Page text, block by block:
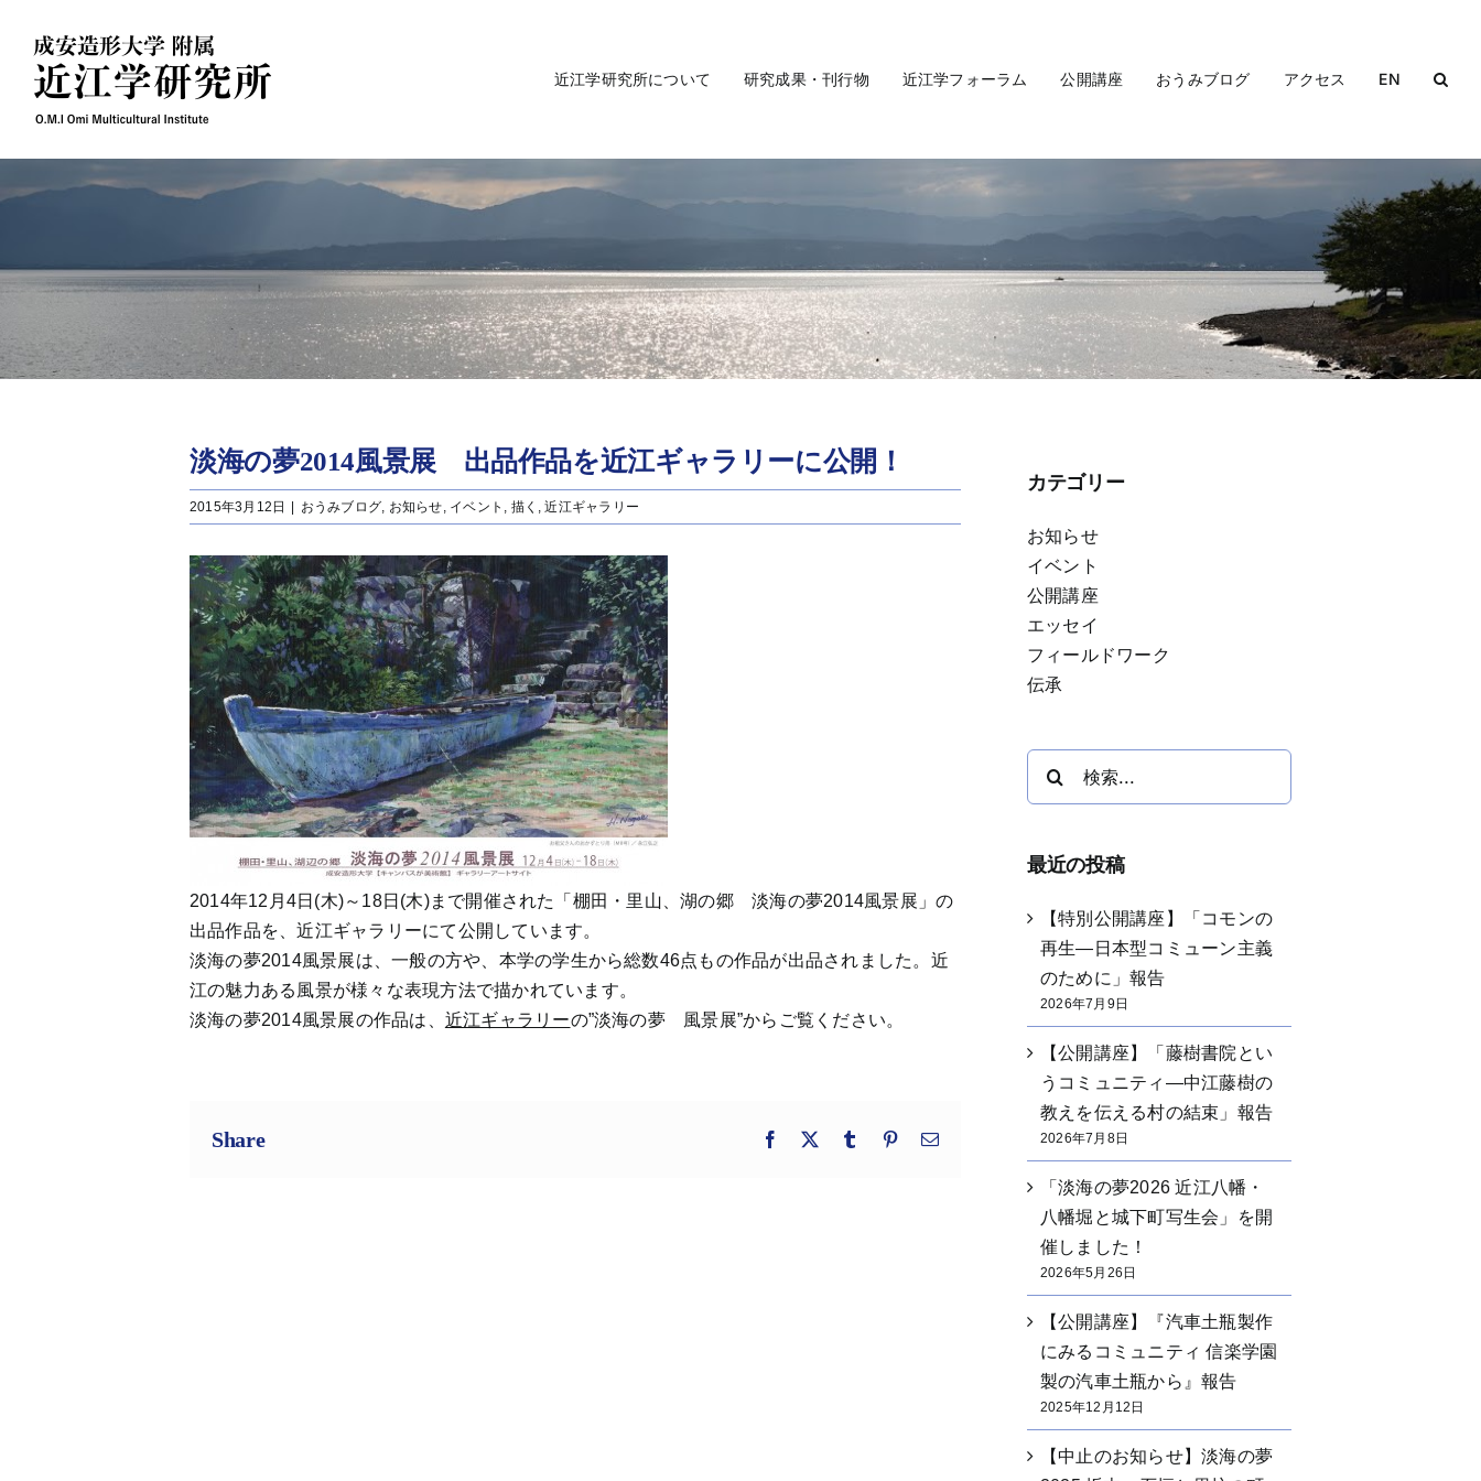
content
近江学研究所について 研究成果・刊行物 近江学フォーラム 公開講座 おうみブログ アクセス EN
淡海の夢2014風景展 出品作品を近江ギャラリーに公開！
2015年3月12日 おうみブログ, お知らせ, イベント , 描く ,近江ギャラリー
2014年12月4日(木)～18日(木)まで開催された「棚田・里山、湖の郷 淡海の夢2014風景展」の
出品作品を、近江ギャラリーにて公開しています。
淡海の夢2014風景展は、一般の方や、本学の学生から総数46点もの作品が出品されました。近
江の魅力ある風景が様々な表現方法で描かれています。
淡海の夢2014風景展の作品は、 近江ギャラリーの”淡海の夢 風景展”からご覧ください。
Share Facebook TumblrPinterest
電
カテゴリー
お知らせ
イベント
公開講座
エッセイ
フィールドワーク
伝承
最近の投稿
【特別公開講座】「コモンの
再生―日本型コミューン主義
のために」報告
2026年7月9日
【公開講座】「藤樹書院とい
うコミュニティ―中江藤樹の
教えを伝える村の結束」報告
2026年7月8日
「淡海の夢2026 近江八幡・
八幡堀と城下町写生会」を開
催しました！
2026年5月26日
【公開講座】『汽車土瓶製作
にみるコミュニティ 信楽学園
製の汽車土瓶から』報告
2025年12月12日
【中止のお知らせ】淡海の夢